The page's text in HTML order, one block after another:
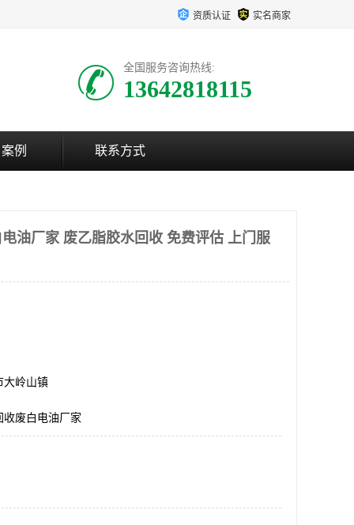
资质认证 实名商家
全国服务咨询热线:
13642818115
例 联系方式
油厂家 废乙脂胶水回收 免费评估 上门服
大岭山镇
收废白电油厂家